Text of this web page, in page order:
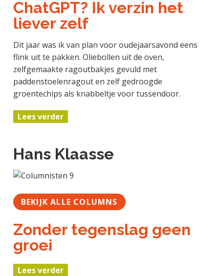
ChatGPT? Ik verzin het
liever zelf
Dit jaar was ik van plan voor oudejaarsavond eens
flink uit te pakken. Oliebollen uit de oven,
zelfgemaakte ragoutbakjes gevuld met
paddenstoelenragout en zelf gedroogde
groentechips als knabbeltje voor tussendoor.
Lees verder
Hans Klaasse
BEKIJK ALLE COLUMNS
Zonder tegenslag geen
groei
Lees verder